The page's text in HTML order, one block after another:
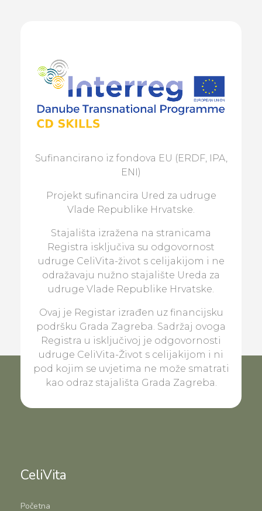
Sufinancirano iz fondova EU (ERDF, IPA,
ENI)
Projekt sufinancira Ured za udruge
Vlade Republike Hrvatske.
Stajališta izražena na stranicama
Registra isključiva su odgovornost
udruge CeliVita-život s celijakijom i ne
odražavaju nužno stajalište Ureda za
udruge Vlade Republike Hrvatske.
Ovaj je Registar izrađen uz financijsku
podršku Grada Zagreba. Sadržaj ovoga
Registra u isključivoj je odgovornosti
udruge CeliVita-Život s celijakijom i ni
pod kojim se uvjetima ne može smatrati
kao odraz stajališta Grada Zagreba.
CeliVita
Početna